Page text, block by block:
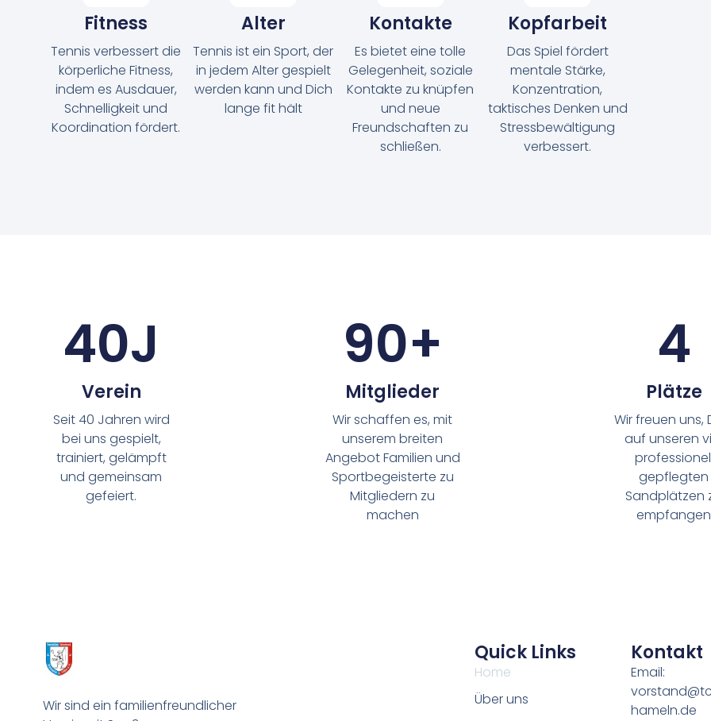
Fitness
Tennis verbessert die
körperliche Fitness,
indem es Ausdauer,
Schnelligkeit und
Koordination fördert.
Alter
Tennis ist ein Sport, der
in jedem Alter gespielt
werden kann und Dich
lange fit hält
Kontakte
Es bietet eine tolle
Gelegenheit, soziale
Kontakte zu knüpfen
und neue
Freundschaften zu
schließen.
Kopfarbeit
Das Spiel fördert
mentale Stärke,
Konzentration,
taktisches Denken und
Stressbewältigung
verbessert.
40J
Verein
Seit 40 Jahren wird
bei uns gespielt,
trainiert, gelämpft
und gemeinsam
gefeiert.
90+
Mitglieder
Wir schaffen es, mit
unserem breiten
Angebot Familien und
Sportbegeisterte zu
Mitgliedern zu
machen
4
Plätze
Wir freuen uns,
auf unseren
gepflegten
Sandplätzen
empfangen
Wir sind ein familienfreundlicher
Quick Links
Home
Über uns
Kontakt
Email:
hameln.de